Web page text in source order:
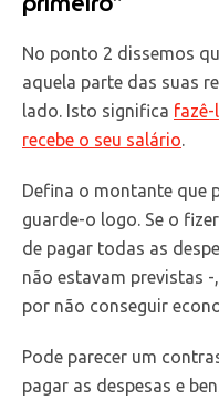
No ponto 2 dissemos
aquela parte das suas
lado. Isto significa fazê-
recebe o seu salário
Defina o montante que
guarde-o logo. Se o
de pagar todas as
não estavam previstas
por não conseguir
Pode parecer um
pagar as despesas e